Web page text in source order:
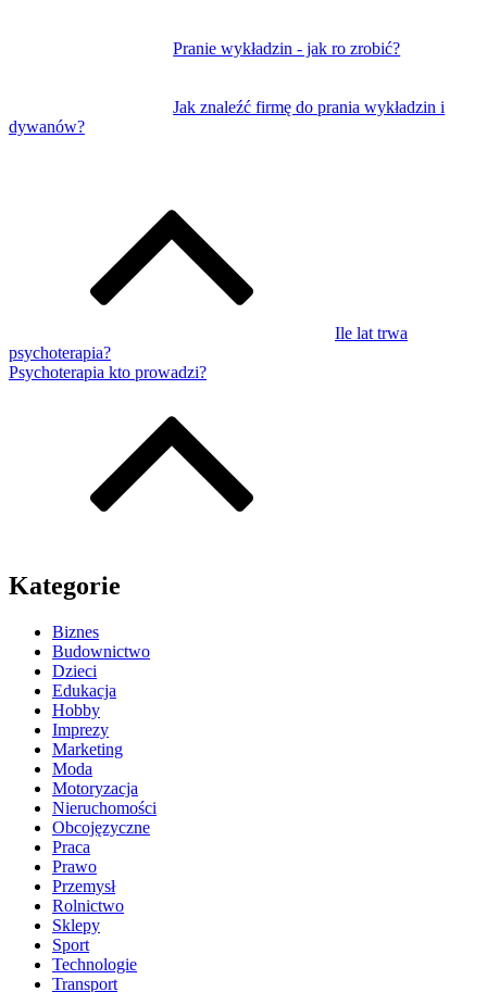
Pranie wykładzin - jak ro zrobić?
Jak znaleźć firmę do prania wykładzin i
dywanów?
Ile lat trwa
psychoterapia?
Psychoterapia kto prowadzi?
Kategorie
Biznes
Budownictwo
Dzieci
Edukacja
Hobby
Imprezy
Marketing
Moda
Motoryzacja
Nieruchomości
Obcojęzyczne
Praca
Prawo
Przemysł
Rolnictwo
Sklepy
Sport
Technologie
Transport